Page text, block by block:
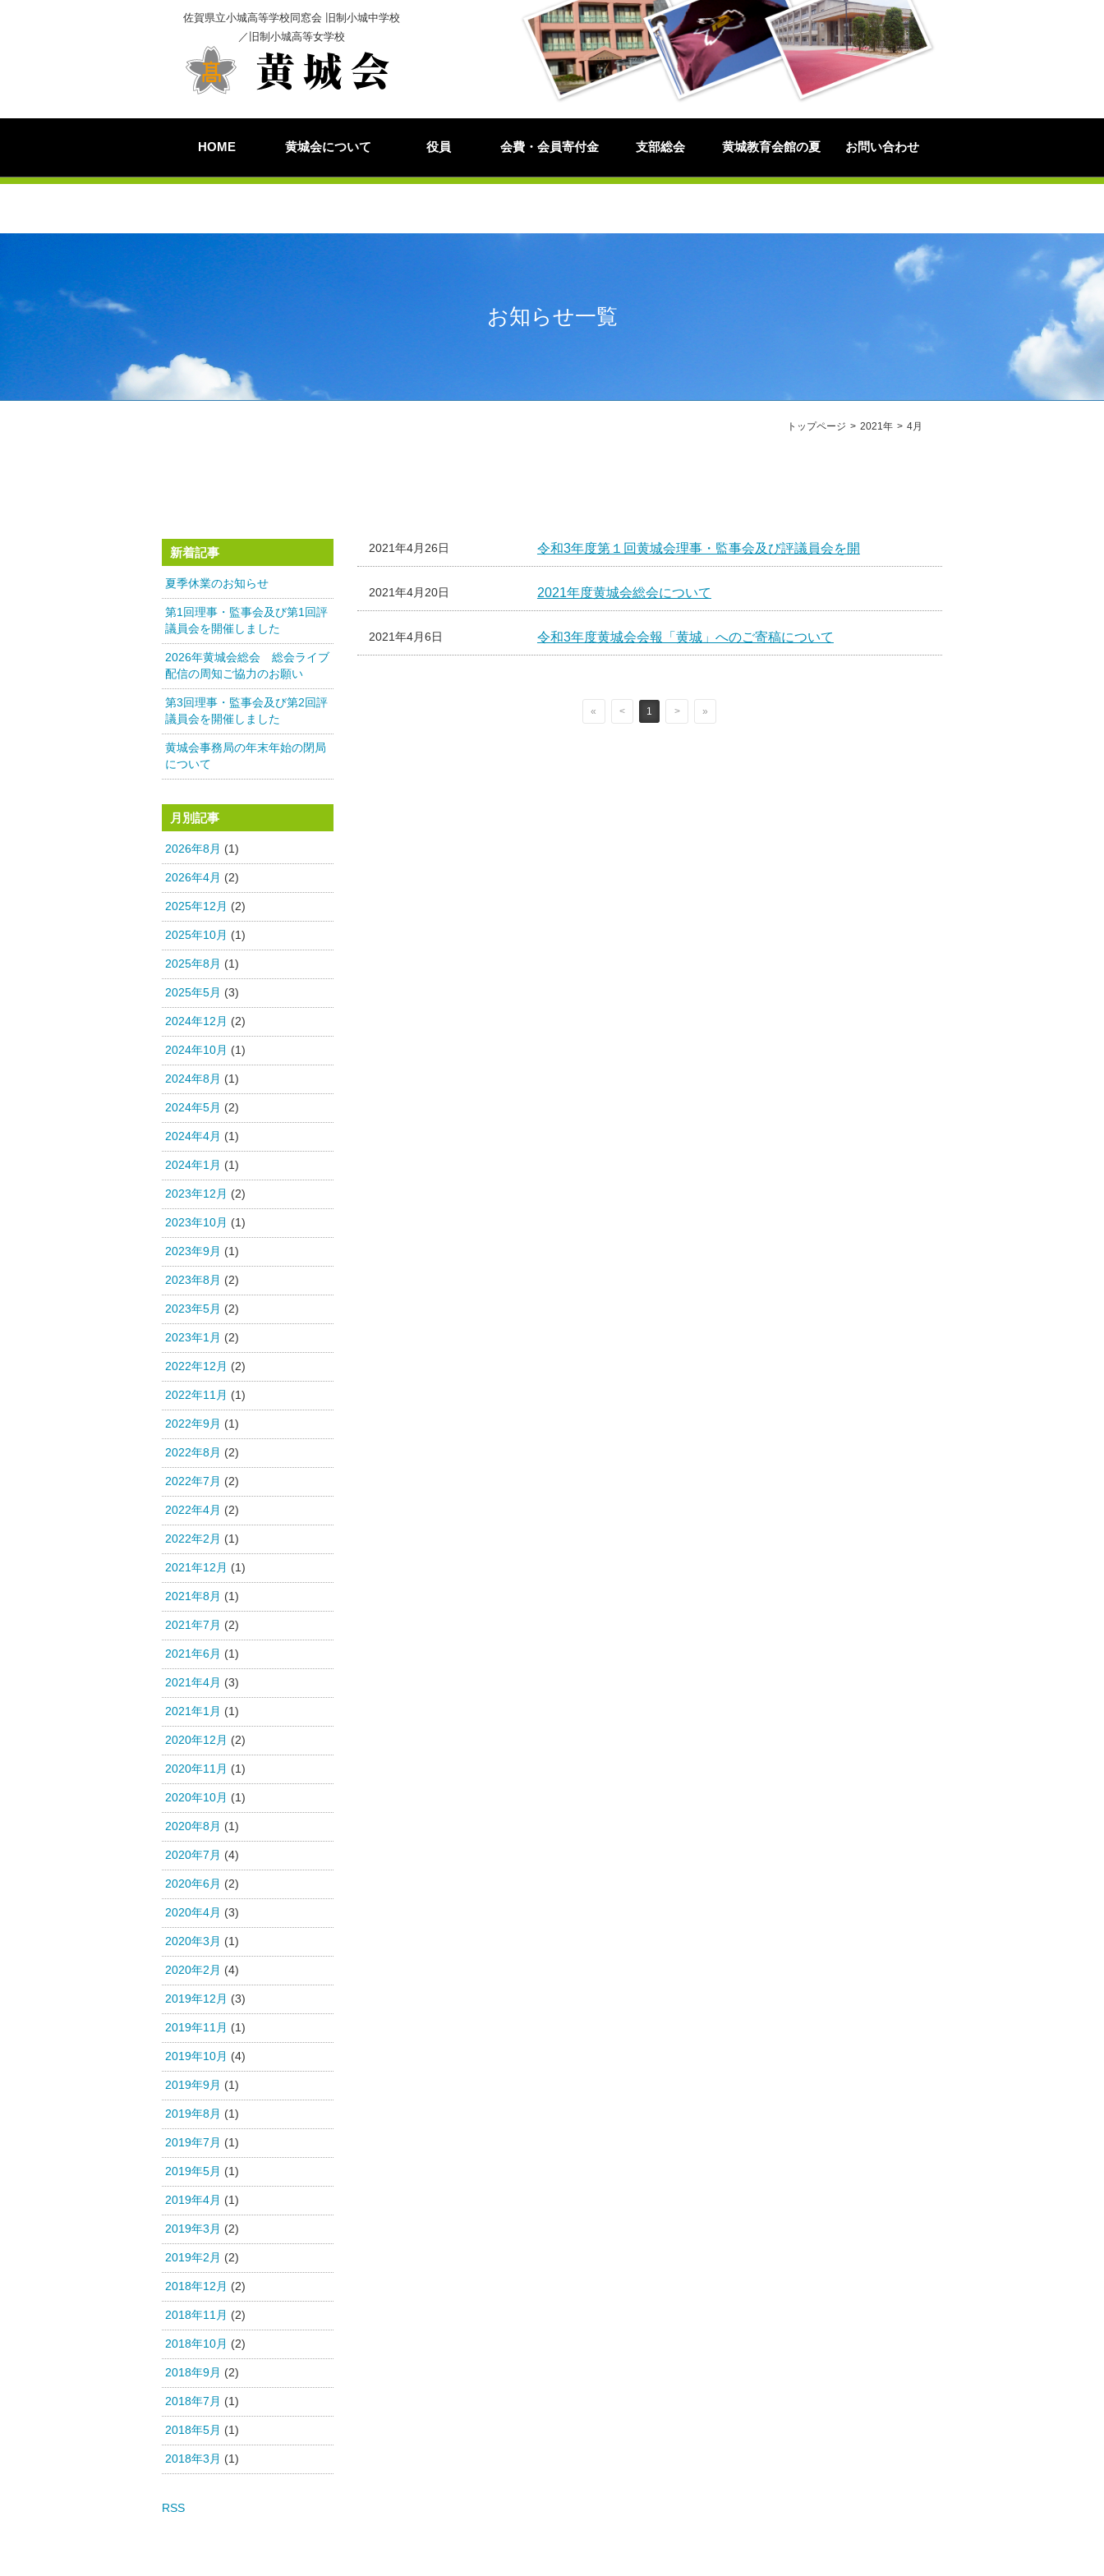
佐賀県立小城高等学校同窓会 旧制小城中学校
／旧制小城高等女学校
HOME 黄城会について 役員 会費・会員寄付金 支部総会 黄城教育会館の夏 お問い合わせ
お知らせ一覧
トップページ 2021年 4月
2021年4月26日 令和3年度第１回黄城会理事・監事会及び評議員会を開
2021年4月20日 2021年度黄城会総会について
2021年4月6日 令和3年度黄城会会報「黄城」へのご寄稿について
« < 1 > »
新着記事
夏季休業のお知らせ
第1回理事・監事会及び第1回評
議員会を開催しました
2026年黄城会総会 総会ライブ
配信の周知ご協力のお願い
第3回理事・監事会及び第2回評
議員会を開催しました
黄城会事務局の年末年始の閉局
について
月別記事
2026年8月 (1)
2026年4月 (2)
2025年12月 (2)
2025年10月 (1)
2025年8月 (1)
2025年5月 (3)
2024年12月 (2)
2024年10月 (1)
2024年8月 (1)
2024年5月 (2)
2024年4月 (1)
2024年1月 (1)
2023年12月 (2)
2023年10月 (1)
2023年9月 (1)
2023年8月 (2)
2023年5月 (2)
2023年1月 (2)
2022年12月 (2)
2022年11月 (1)
2022年9月 (1)
2022年8月 (2)
2022年7月 (2)
2022年4月 (2)
2022年2月 (1)
2021年12月 (1)
2021年8月 (1)
2021年7月 (2)
2021年6月 (1)
2021年4月 (3)
2021年1月 (1)
2020年12月 (2)
2020年11月 (1)
2020年10月 (1)
2020年8月 (1)
2020年7月 (4)
2020年6月 (2)
2020年4月 (3)
2020年3月 (1)
2020年2月 (4)
2019年12月 (3)
2019年11月 (1)
2019年10月 (4)
2019年9月 (1)
2019年8月 (1)
2019年7月 (1)
2019年5月 (1)
2019年4月 (1)
2019年3月 (2)
2019年2月 (2)
2018年12月 (2)
2018年11月 (2)
2018年10月 (2)
2018年9月 (2)
2018年7月 (1)
2018年5月 (1)
2018年3月 (1)
RSS